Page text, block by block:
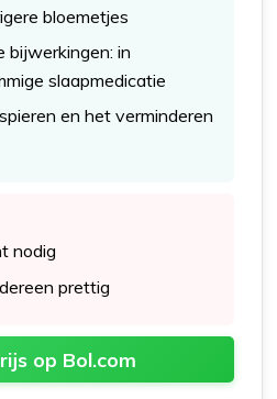
bloemetjes
bijwerkingen: in
slaapmedicatie
en het verminderen
nodig
prettig
op Bol.com